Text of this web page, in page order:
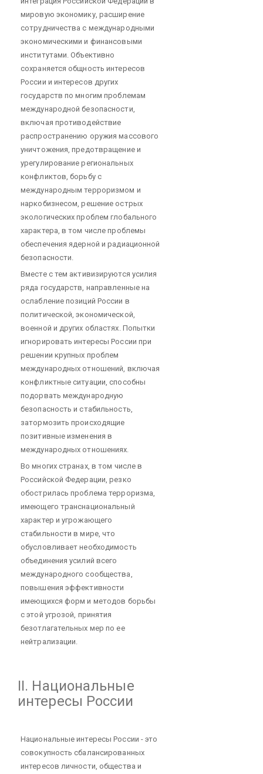
мировую экономику, расширение
сотрудничества с международными
экономическими и финансовыми
институтами. Объективно
сохраняется общность интересов
России и интересов других
государств по многим проблемам
международной безопасности,
включая противодействие
распространению оружия массового
уничтожения, предотвращение и
урегулирование региональных
конфликтов, борьбу с
международным терроризмом и
наркобизнесом, решение острых
экологических проблем глобального
характера, в том числе проблемы
обеспечения ядерной и радиационной
безопасности.
Вместе с тем активизируются усилия
ряда государств, направленные на
ослабление позиций России в
политической, экономической,
военной и других областях. Попытки
игнорировать интересы России при
решении крупных проблем
международных отношений, включая
конфликтные ситуации, способны
подорвать международную
безопасность и стабильность,
затормозить происходящие
позитивные изменения в
международных отношениях.
Во многих странах, в том числе в
Российской Федерации, резко
обострилась проблема терроризма,
имеющего транснациональный
характер и угрожающего
стабильности в мире, что
обусловливает необходимость
объединения усилий всего
международного сообщества,
повышения эффективности
имеющихся форм и методов борьбы
с этой угрозой, принятия
безотлагательных мер по ее
нейтрализации.
II. Национальные
интересы России
Национальные интересы России - это
совокупность сбалансированных
интересов личности, общества и